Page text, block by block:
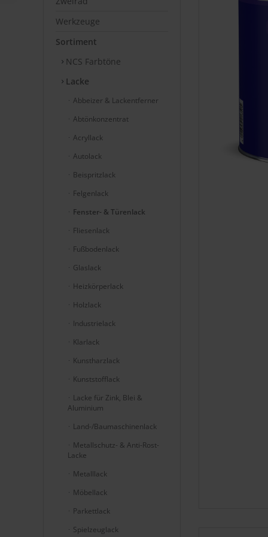
Werkzeuge
Sortiment
NCS Farbtöne
Lacke
Abbeizer & Lackentferner
Abtönkonzentrat
Acryllack
Autolack
Beispritzlack
Felgenlack
Fenster- & Türenlack
Fliesenlack
Fußbodenlack
Glaslack
Heizkörperlack
Holzlack
Industrielack
Klarlack
Kunstharzlack
Kunststofflack
Lacke für Zink, Blei &
Aluminium
Land-/Baumaschinenlack
Metallschutz- & Anti-Rost-
Lacke
Metalllack
Möbellack
Parkettlack
Spielzeuglack